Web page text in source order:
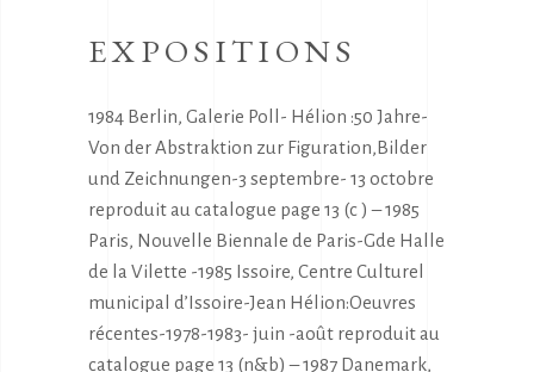
EXPOSITIONS
1984 Berlin, Galerie Poll- Hélion :50 Jahre-
Von der Abstraktion zur Figuration,Bilder
und Zeichnungen-3 septembre- 13 octobre
reproduit au catalogue page 13 (c ) – 1985
Paris, Nouvelle Biennale de Paris-Gde Halle
de la Vilette -1985 Issoire, Centre Culturel
municipal d’Issoire-Jean Hélion:Oeuvres
récentes-1978-1983- juin -août reproduit au
catalogue page 13 (n&b) – 1987 Danemark,